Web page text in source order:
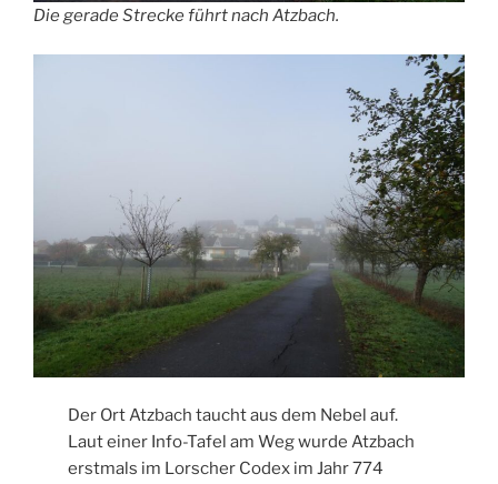
Die gerade Strecke führt nach Atzbach.
Der Ort Atzbach taucht aus dem Nebel auf.
Laut einer Info-Tafel am Weg wurde Atzbach
erstmals im Lorscher Codex im Jahr 774